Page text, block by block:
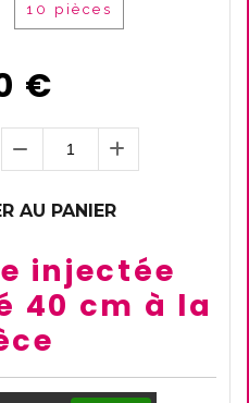
10 pièces
€
AU PANIER
injectée
40 cm à la